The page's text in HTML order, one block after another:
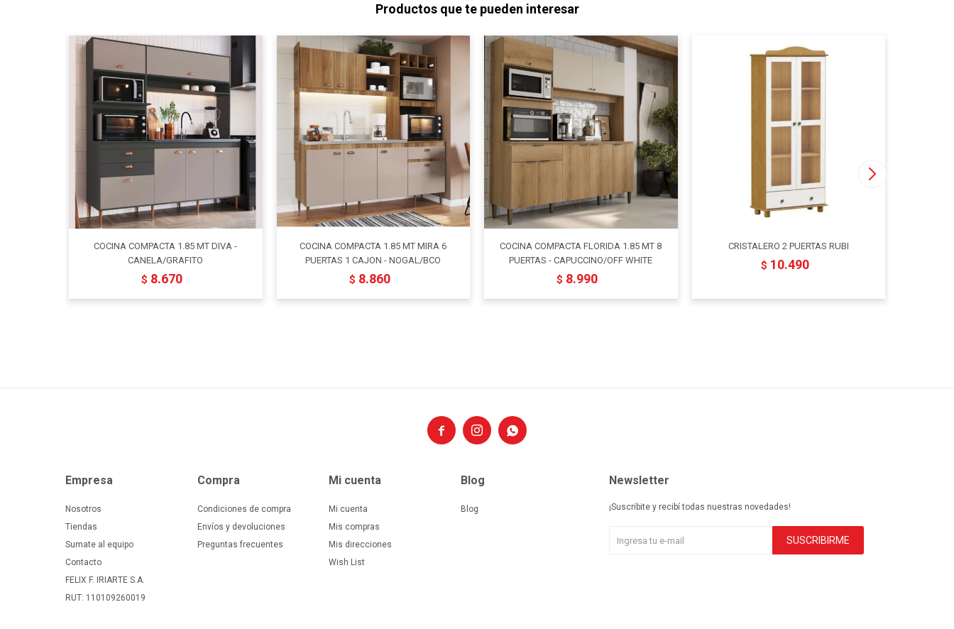
Productos que te pueden interesar
COCINA COMPACTA 1.85 MT DIVA -
CANELA/GRAFITO
$ 8.670
COCINA COMPACTA 1.85 MT MIRA 6
PUERTAS 1 CAJON - NOGAL/BCO
$ 8.860
COCINA COMPACTA FLORIDA 1.85 MT 8
PUERTAS - CAPUCCINO/OFF WHITE
$ 8.990
CRISTALERO 2 PUERTAS RUBI
$ 10.490
  
Empresa
Nosotros
Tiendas
Sumate al equipo
Contacto
FELIX F. IRIARTE S.A.
RUT: 110109260019
Compra
Condiciones de compra
Envíos y devoluciones
Preguntas frecuentes
Mi cuenta
Mi cuenta
Mis compras
Mis direcciones
Wish List
Blog
Blog
Newsletter
¡Suscribite y recibí todas nuestras novedades!
SUSCRIBIRME